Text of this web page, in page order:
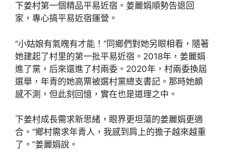
下姜村第一個精品平易近宿。姜麗娟順勢告退回
家，專心搞平易近宿運營。
“小姑娘有氣魄有才能！”同鄉們對她另眼相看，隨著
她建起了村里的第一批平易近宿。2018年，姜麗娟
進了黨，后來還進了村兩委。2020年，村兩委換屆
選舉，年青的她高票被選村黨總支書記。那時她頗
感不測，但此刻回憶，實在也是道理之中。
下姜村成長需求新思緒，眼界更坦蕩的姜麗娟更適
合。“鄉村需求年青人，我感到肩上的擔子越來越重
了。”姜麗娟說。